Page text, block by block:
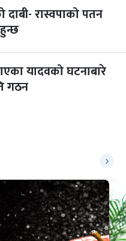
रास्वपाको पतन
यादवको घटनाबारे
गठन